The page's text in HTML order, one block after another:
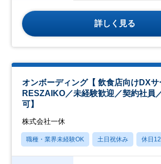
詳しく見る
オンボーディング【 飲食店向けDXサ
RESZAIKO／未経験歓迎／契約社員
可】
株式会社一休
職種・業界未経験OK 土日祝休み 休日